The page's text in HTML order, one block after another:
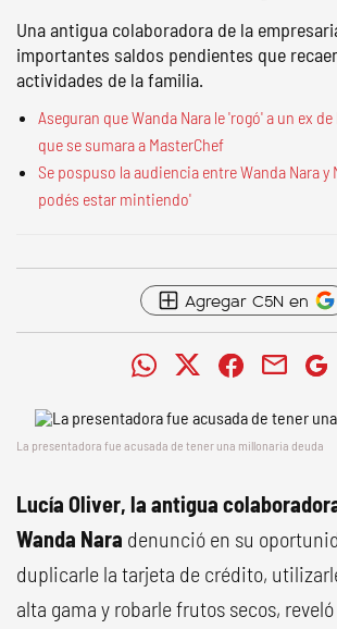
Una antigua colaboradora de la
importantes saldos pendientes que
actividades de la familia.
Aseguran que Wanda Nara le 'rogó' a un ex
que se sumara a MasterChef
Se pospuso la audiencia entre Wanda Nara y
podés estar mintiendo'
Agregar C5N en
La presentadora fue acusada de tener una millonaria deuda
Lucía Oliver, la antigua
Wanda Nara denunció en su
duplicarle la tarjeta de crédito,
alta gama y robarle frutos secos, reveló